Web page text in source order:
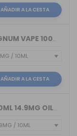
AÑADIR A LA CESTA
NICOKIT PREMIUM MAGNUM VAPE 100%PG 10ML
AÑADIR A LA CESTA
NICOKIT 30PG/70VG 10ML 14.9MG OIL4VAP